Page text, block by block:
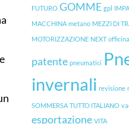
FUTURO GOMME gpl
MACCHINA metano MEZZI DI
MOTORIZZAZIONE NEXT officina
patente pneumatici
invernali revisione
SOMMERSA TUTTO ITALIANO
esportazione VITA